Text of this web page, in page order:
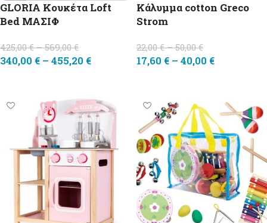
GLORIA Κουκέτα Loft
Bed ΜΑΣΙΦ
425,00€ – 569,00€
340,00 € – 455,20 €
Κάλυμμα cotton Greco
Strom
22,00€ – 50,00€
17,60 € – 40,00 €